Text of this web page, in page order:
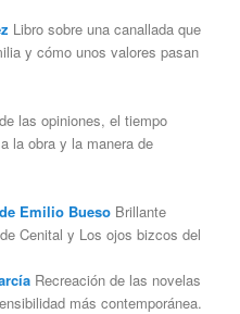
Libro sobre una canallada que
y cómo unos valores pasan
las opiniones, el tiempo
la obra y la manera de
Emilio BuesoBrillante
Cenital y Los ojos bizcos del
Recreación de las novelas
más contemporánea.